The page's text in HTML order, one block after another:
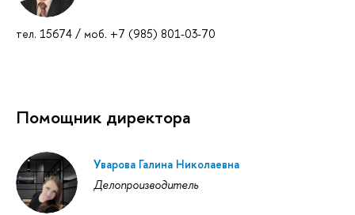
тел. 15674 / моб. +7 (985) 801-03-70
Помощник директора
Уварова Галина Николаевна
Делопроизводитель